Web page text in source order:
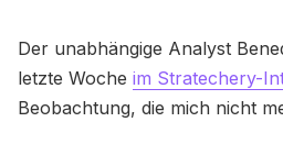
Der unabhängige Analyst
letzte Woche im Stratechery-
Beobachtung, die mich nicht